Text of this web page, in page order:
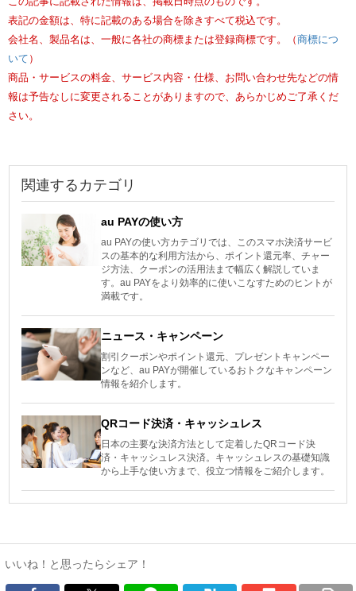
表記の金額は、特に記載のある場合を除きすべて税込です。
会社名、製品名は、一般に各社の商標または登録商標です。（商標につ
いて ）
商品・サービスの料金、サービス内容・仕様、お問い合わせ先などの情
報は予告なしに変更されることがありますので、あらかじめご了承くだ
さい。
関連するカテゴリ
au PAYの使い方
au PAYの使い方カテゴリでは、このスマホ決済サービ
スの基本的な利用方法から、ポイント還元率、チャー
ジ方法、クーポンの活用法まで幅広く解説していま
す。au PAYをより効率的に使いこなすためのヒントが
満載です。
ニュース・キャンペーン
割引クーポンやポイント還元、プレゼントキャンペー
ンなど、au PAYが開催しているおトクなキャンペーン
情報を紹介します。
QRコード決済・キャッシュレス
日本の主要な決済方法として定着したQRコード決
済・キャッシュレス決済。キャッシュレスの基礎知識
から上手な使い方まで、役立つ情報をご紹介します。
いいね！と思ったらシェア！